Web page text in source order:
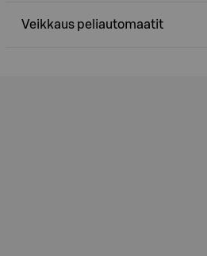
Veikkaus peliautomaatit